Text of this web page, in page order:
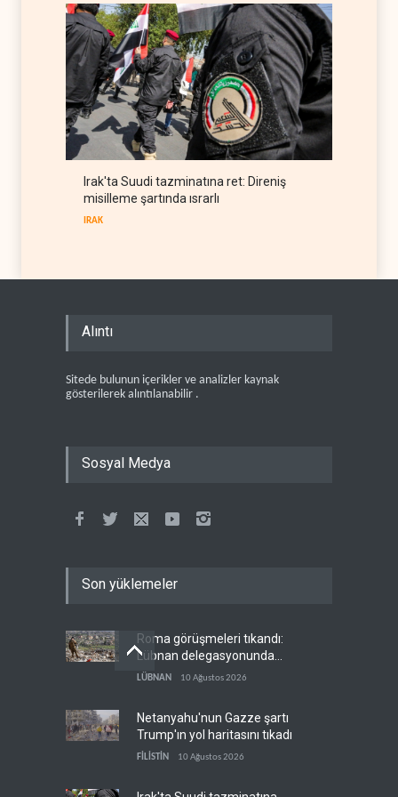
Irak'ta Suudi tazminatına ret: Direniş
misilleme şartında ısrarlı
IRAK
Alıntı
Sitede bulunun içerikler ve analizler kaynak
gösterilerek alıntılanabilir .
Sosyal Medya
Son yüklemeler
Roma görüşmeleri tıkandı:
Lübnan delegasyonunda
anlaşmazlık çıktı
LÜBNAN 10 Ağustos 2026
Netanyahu'nun Gazze şartı
Trump'ın yol haritasını tıkadı
FİLİSTİN 10 Ağustos 2026